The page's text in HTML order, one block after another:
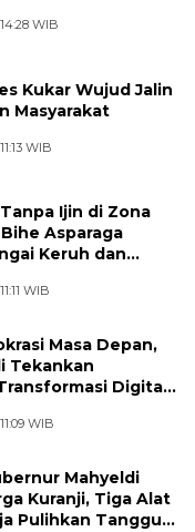
WIB
Kukar Wujud Jalin
Masyarakat
WIB
Ijin di Zona
Asparaga
Keruh dan
WIB
Masa Depan,
Tekankan
Digital
WIB
Mahyeldi
Kuranji, Tiga Alat
Pulihkan Tanggul